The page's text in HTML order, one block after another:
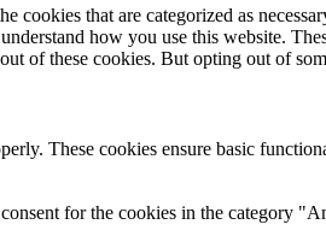
that are categorized as
how you use this website.
of these cookies. But opting out of
These cookies ensure basic
for the cookies in the category